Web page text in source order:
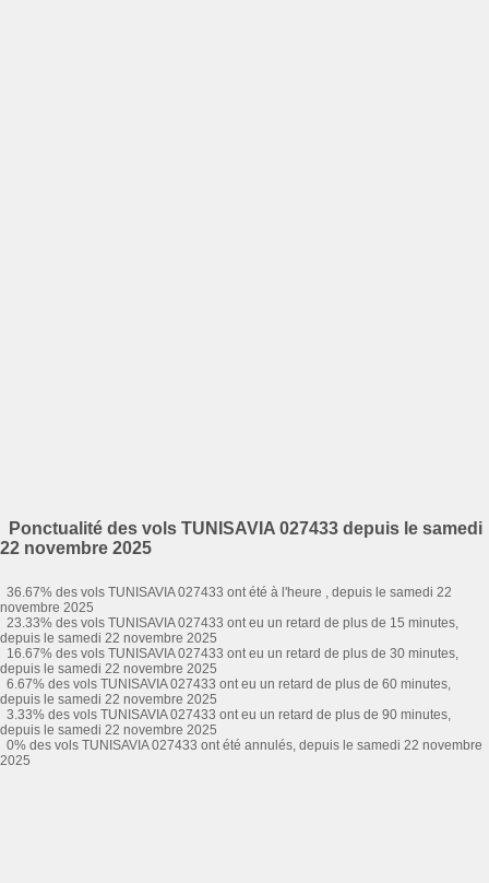
Ponctualité des vols TUNISAVIA 027433 depuis le samedi
22 novembre 2025
36.67% des vols TUNISAVIA 027433 ont été à l'heure , depuis le samedi 22
novembre 2025
23.33% des vols TUNISAVIA 027433 ont eu un retard de plus de 15 minutes,
depuis le samedi 22 novembre 2025
16.67% des vols TUNISAVIA 027433 ont eu un retard de plus de 30 minutes,
depuis le samedi 22 novembre 2025
6.67% des vols TUNISAVIA 027433 ont eu un retard de plus de 60 minutes,
depuis le samedi 22 novembre 2025
3.33% des vols TUNISAVIA 027433 ont eu un retard de plus de 90 minutes,
depuis le samedi 22 novembre 2025
0% des vols TUNISAVIA 027433 ont été annulés, depuis le samedi 22 novembre
2025